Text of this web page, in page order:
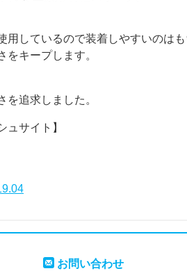
用しているので装着しやすいのは
をキープします。
を追求しました。
サイト】
お問い合わせ